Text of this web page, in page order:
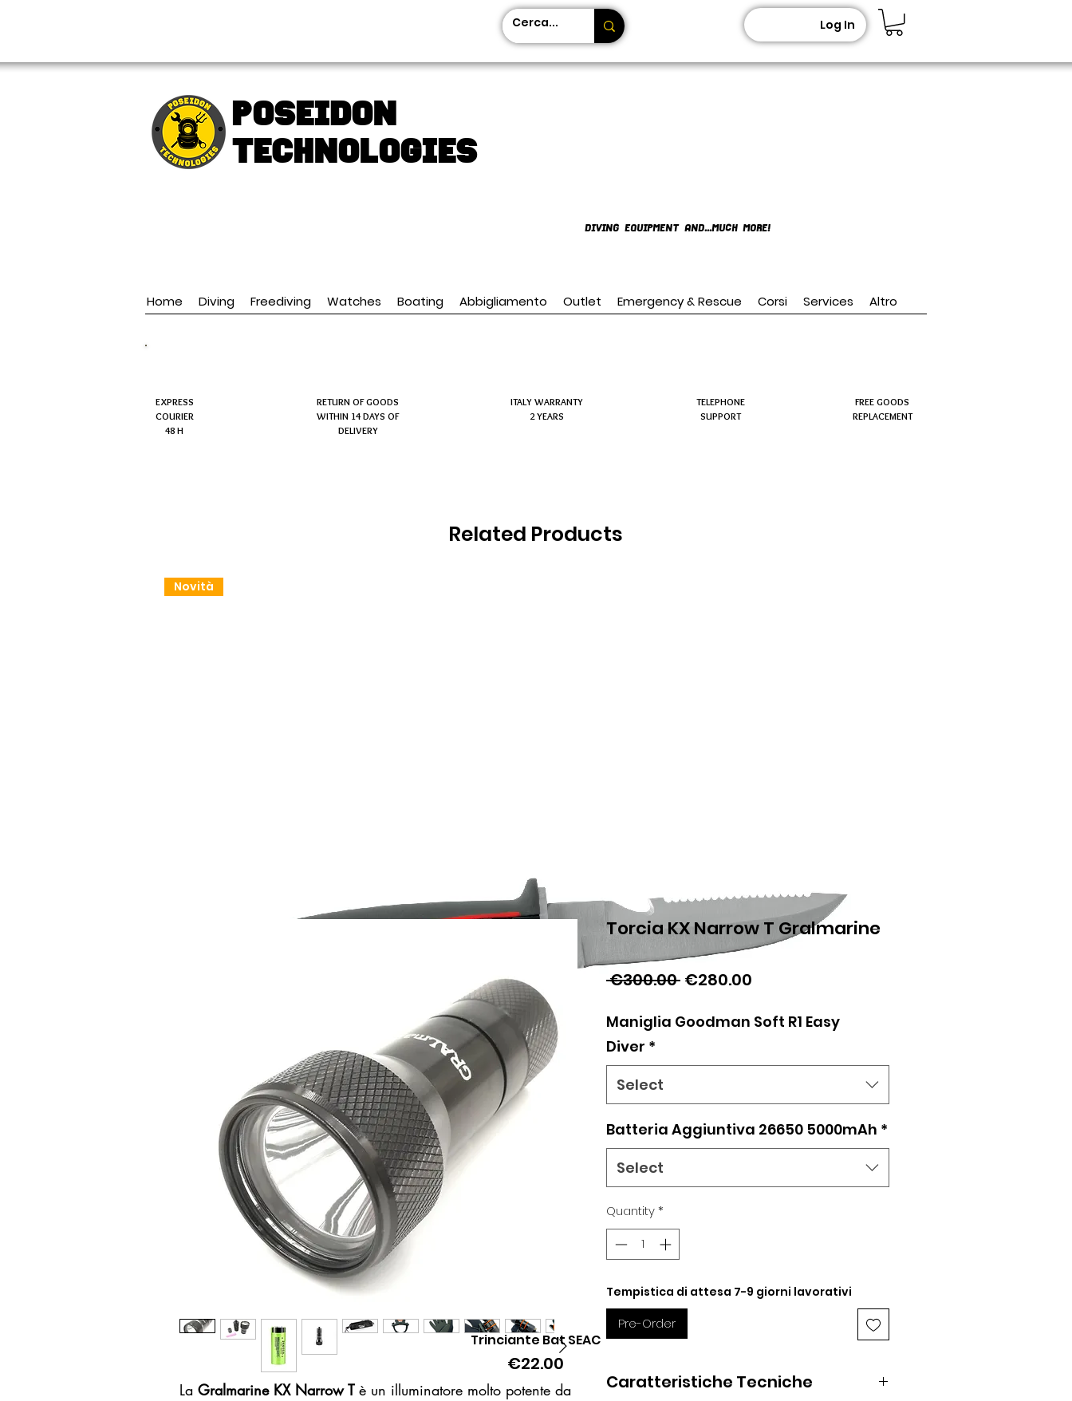
Log In
Poseidon
TECHNOLOGIES
DIVING EQUIPMENT AND...MUCH MORE!
Home Diving Freediving Watches Boating Abbigliamento Outlet Emergency & Rescue Corsi Services Altro
EXPRESS
COURIER
48 H
RETURN OF GOODS
WITHIN 14 DAYS OF
DELIVERY
ITALY WARRANTY
2 YEARS
TELEPHONE
SUPPORT
FREE GOODS
REPLACEMENT
Related Products
Quick View
Novità
Trinciante Bat SEAC
Price
€22.00
La Gralmarine KX Narrow Tè un illuminatore molto potente da
Torcia KX Narrow T Gralmarine
€300.00 Regular
€280.00
Maniglia Goodman Soft R1 Easy
Diver *
Select
Batteria Aggiuntiva 26650 5000mAh *
Select
Quantity*
Tempistica di attesa 7-9 giorni lavorativi
Pre-Order
Caratteristiche Tecniche